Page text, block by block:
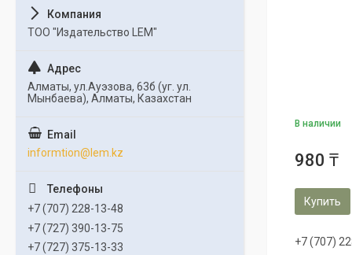
В наличии
980 ₸
Купить
+7 (707)
ТОО "Издательство LEM"
Алматы, ул.Ауэзова, 63б (уг. ул.
Мынбаева), Алматы, Казахстан
informtion@lem.kz
+7 (707) 228-13-48
+7 (727) 390-13-75
+7 (727) 375-13-33